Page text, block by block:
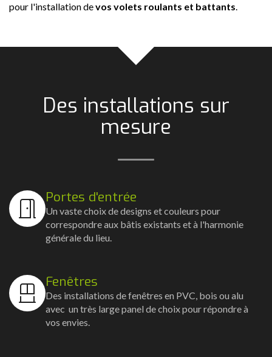
pour l'installation devos volets roulants et battants.
Des installations sur
mesure
Portes d'entrée
Un vaste choix de designs et couleurs pour
correspondre aux bâtis existants et à l'harmonie
générale du lieu.
Fenêtres
Des installations de fenêtres en PVC, bois ou alu
avec un très large panel de choix pour répondre à
vos envies.